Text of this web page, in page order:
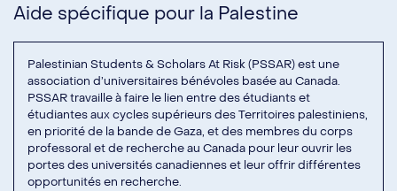
Aide spécifique pour la Palestine
Palestinian Students & Scholars At Risk (PSSAR)est une
association d’universitaires bénévoles basée au Canada.
PSSAR travaille à faire le lien entre des étudiants et
étudiantes aux cycles supérieurs des Territoires palestiniens,
en priorité de la bande de Gaza, et des membres du corps
professoral et de recherche au Canada pour leur ouvrir les
portes des universités canadiennes et leur offrir différentes
opportunités en recherche.